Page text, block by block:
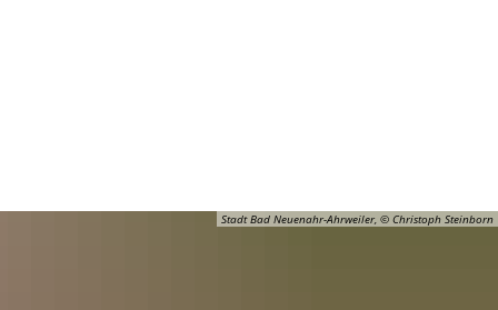
Stadt Bad Neuenahr-Ahrweiler, © Christoph Steinborn